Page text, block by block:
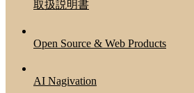
取扱説明書
Open Source & Web Products
AI Nagivation